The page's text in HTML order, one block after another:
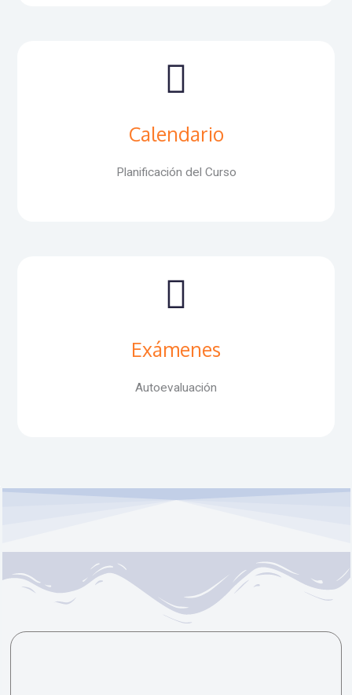
Calendario
Planificación del Curso
Exámenes
Autoevaluación